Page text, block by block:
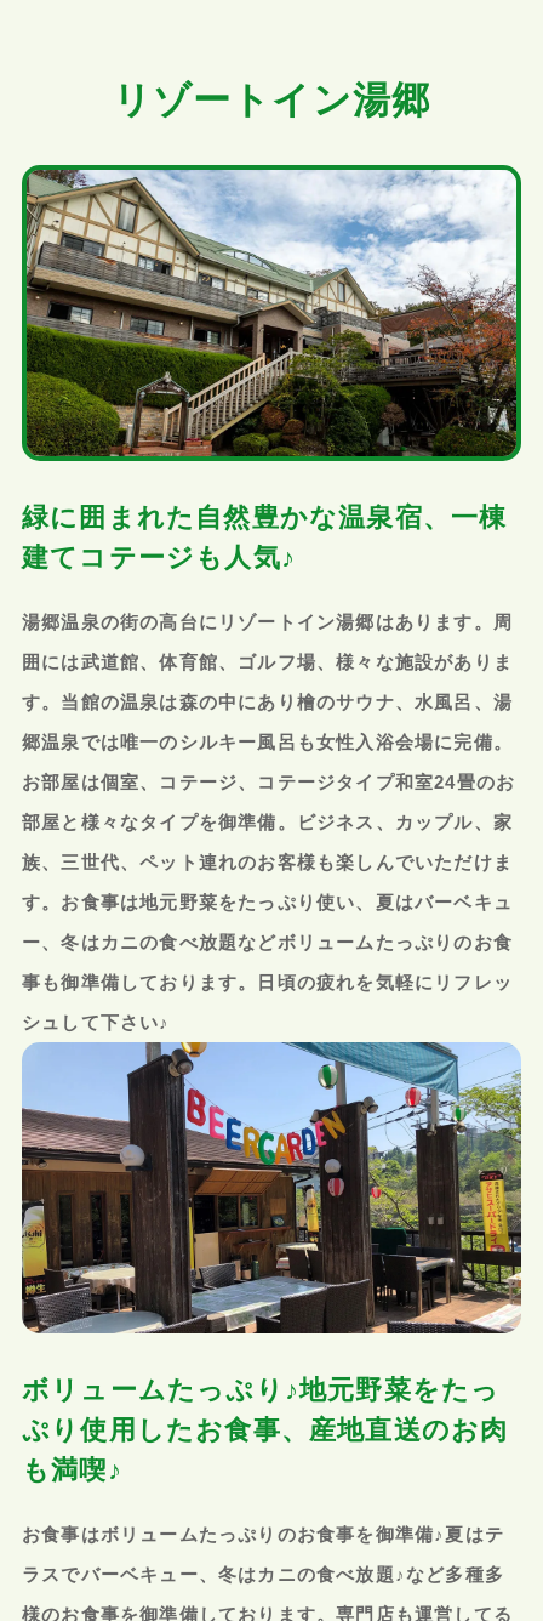
リゾートイン湯郷
緑に囲まれた自然豊かな温泉宿、一棟
建てコテージも人気♪
湯郷温泉の街の高台にリゾートイン湯郷はあります。周
囲には武道館、体育館、ゴルフ場、様々な施設がありま
す。当館の温泉は森の中にあり檜のサウナ、水風呂、湯
郷温泉では唯一のシルキー風呂も女性入浴会場に完備。
お部屋は個室、コテージ、コテージタイプ和室24畳のお
部屋と様々なタイプを御準備。ビジネス、カップル、家
族、三世代、ペット連れのお客様も楽しんでいただけま
す。お食事は地元野菜をたっぷり使い、夏はバーベキュ
ー、冬はカニの食べ放題などボリュームたっぷりのお食
事も御準備しております。日頃の疲れを気軽にリフレッ
シュして下さい♪
ボリュームたっぷり♪地元野菜をたっ
ぷり使用したお食事、産地直送のお肉
も満喫♪
お食事はボリュームたっぷりのお食事を御準備♪夏はテ
ラスでバーベキュー、冬はカニの食べ放題♪など多種多
様のお食事を御準備しております。専門店も運営してる